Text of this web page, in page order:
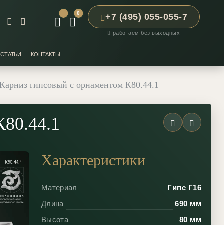
0 +7 (495) 055-055-7
работаем без выходных
СТАТЬИ КОНТАКТЫ
Карниз гипсовый с орнаментом К80.44.1
Характеристики
Материал
Гипс Г16
Длина
690 мм
Высота
80 мм